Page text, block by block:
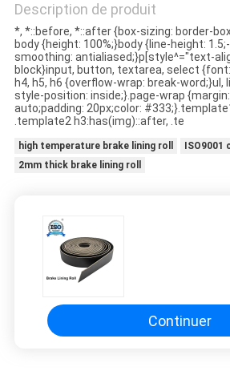
DEMANDEZ
UNE
CITATION
PLAN
DU
SITE
PRIVACY
POLICY
Description de produit
*, *::before, *::after {box-sizing: border-
body {height: 100%;}body {line-height:
smoothing: antialiased;}p[style^="text-
block}input, button, textarea, select {font:
h4, h5, h6 {overflow-wrap: break-word;}ul,
style-position: inside;}.page-wrap
auto;padding: 20px;color:
.template2 h3:has(img)::after, .te
high temperature brake lining roll
2mm thick brake lining roll
Continuer